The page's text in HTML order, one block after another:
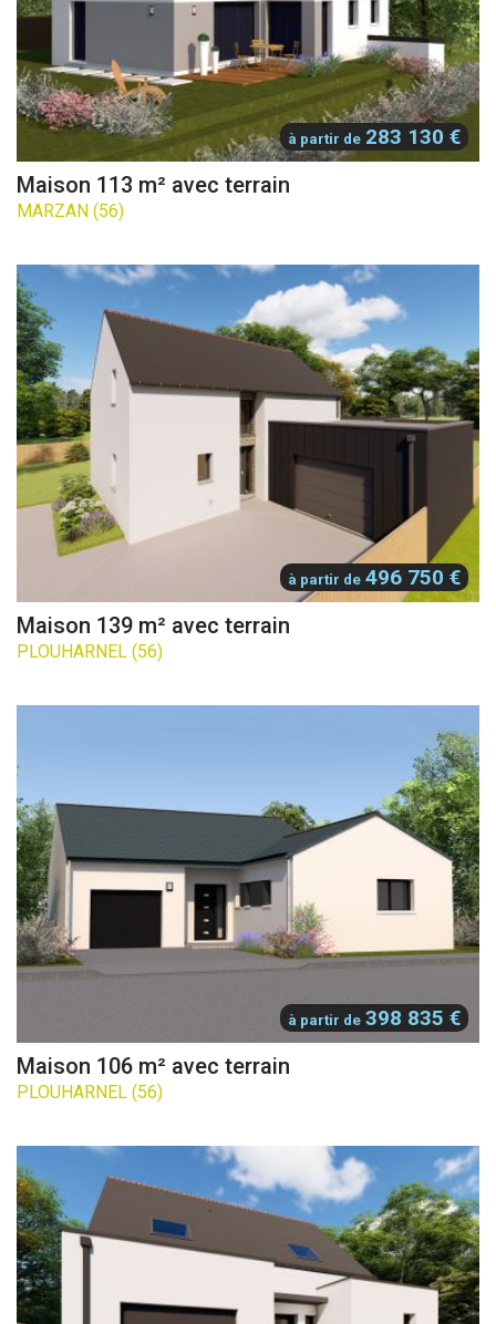
à partir de 283 130 €
Maison 113 m² avec terrain
MARZAN (56)
à partir de 496 750 €
Maison 139 m² avec terrain
PLOUHARNEL (56)
à partir de 398 835 €
Maison 106 m² avec terrain
PLOUHARNEL (56)